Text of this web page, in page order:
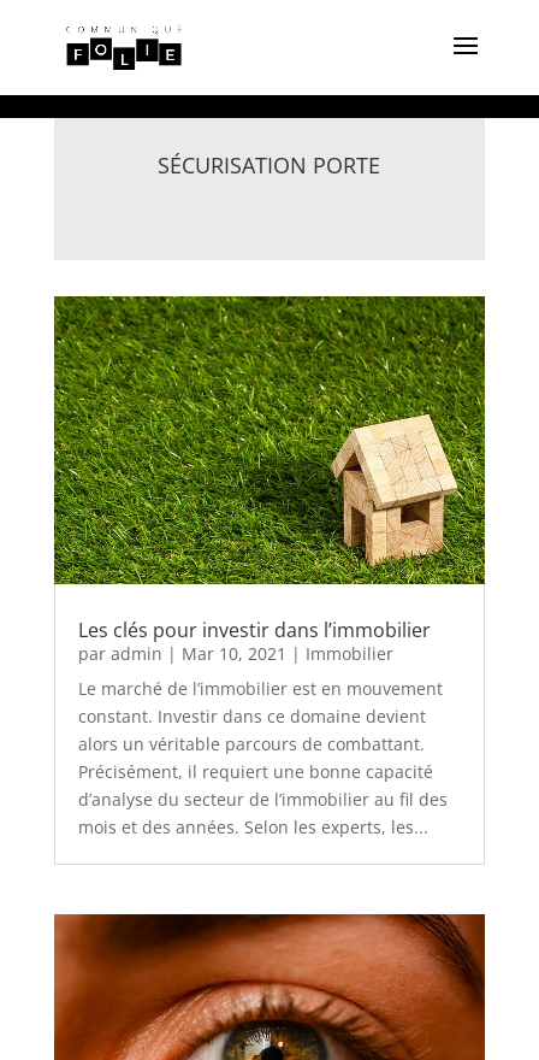
SÉCURISATION PORTE
Les clés pour investir dans l’immobilier
par admin | Mar 10, 2021 | Immobilier
Le marché de l’immobilier est en mouvement
constant. Investir dans ce domaine devient
alors un véritable parcours de combattant.
Précisément, il requiert une bonne capacité
d’analyse du secteur de l’immobilier au fil des
mois et des années. Selon les experts, les...